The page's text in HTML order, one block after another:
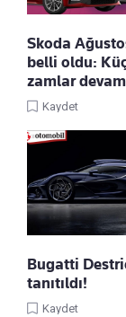
Skoda
belli oldu:
zamlar
Kaydet
Bugatti
tanıtıldı!
Kaydet